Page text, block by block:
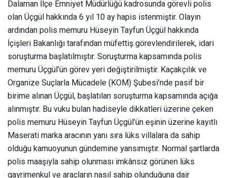
Dalaman İlçe Emniyet Müdürlüğü kadrosunda görevli polis
olan Üçgül hakkında 6 yıl 10 ay hapis istenmiştir. Olayın
ardından polis memuru Hüseyin Tayfun Üçgül hakkında
İçişleri Bakanlığı tarafından müfettiş görevlendirilerek, idari
soruşturma başlatılmıştır. Soruşturma kapsamında polis
memuru Üçgül’ün görev yeri değiştirilmiştir. Kaçakçılık ve
Organize Suçlarla Mücadele (KOM) Şubesi’nde pasif bir
birime alınan Üçgül, başlatılan soruşturma kapsamında açığa
alınmıştır. Bu vuku bulan hadiseyle dikkatleri üzerine çeken
polis memuru Hüseyin Tayfun Üçgül’ün eşinin üzerine kayıtlı
Maserati marka aracının yanı sıra lüks villalara da sahip
olduğu kamuoyunun gündemine yansımıştır. Normal şartlarda
polis maaşıyla sahip olunması imkânsız görünen lüks
gayrimenkul ve araçların nasıl sahip olunduğuna dair